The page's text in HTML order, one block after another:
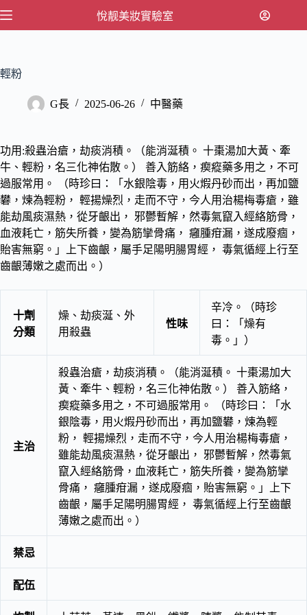
跳
內
悅靓美妝實驗室
輕粉
G長 2025-06-26 中醫藥
功用:殺蟲治瘡，劫痰消積。（能消涎積。 十棗湯加大黃、牽
牛、輕粉，名三化神佑散。） 善入筋絡，瘈瘲藥多用之，不可
過服常用。 （時珍曰：「水銀陰毒，用火煆丹砂而出，再加鹽
礬，煉為輕粉， 輕揚燥烈，走而不守，今人用治楊梅毒瘡，雖
能劫風痰濕熱，從牙齦出， 邪鬱暫解，然毒氣竄入經絡筋骨，
血液耗亡，筋失所養，變為筋攣骨痛， 癰腫疳漏，遂成廢痼，
貽害無窮。」上下齒齦，屬手足陽明腸胃經， 毒氣循經上行至
齒齦薄嫩之處而出。）
十劑
分類
燥、劫痰涎、外
用殺蟲
性味
辛冷。（時珍
曰：「燥有
毒。」）
主治
殺蟲治瘡，劫痰消積。（能消涎積。 十棗湯加大
黃、牽牛、輕粉，名三化神佑散。） 善入筋絡，
瘈瘲藥多用之，不可過服常用。 （時珍曰：「水
銀陰毒，用火煆丹砂而出，再加鹽礬，煉為輕
粉， 輕揚燥烈，走而不守，今人用治楊梅毒瘡，
雖能劫風痰濕熱，從牙齦出， 邪鬱暫解，然毒氣
竄入經絡筋骨，血液耗亡，筋失所養，變為筋攣
骨痛， 癰腫疳漏，遂成廢痼，貽害無窮。」上下
齒齦，屬手足陽明腸胃經， 毒氣循經上行至齒齦
薄嫩之處而出。）
禁忌
配伍